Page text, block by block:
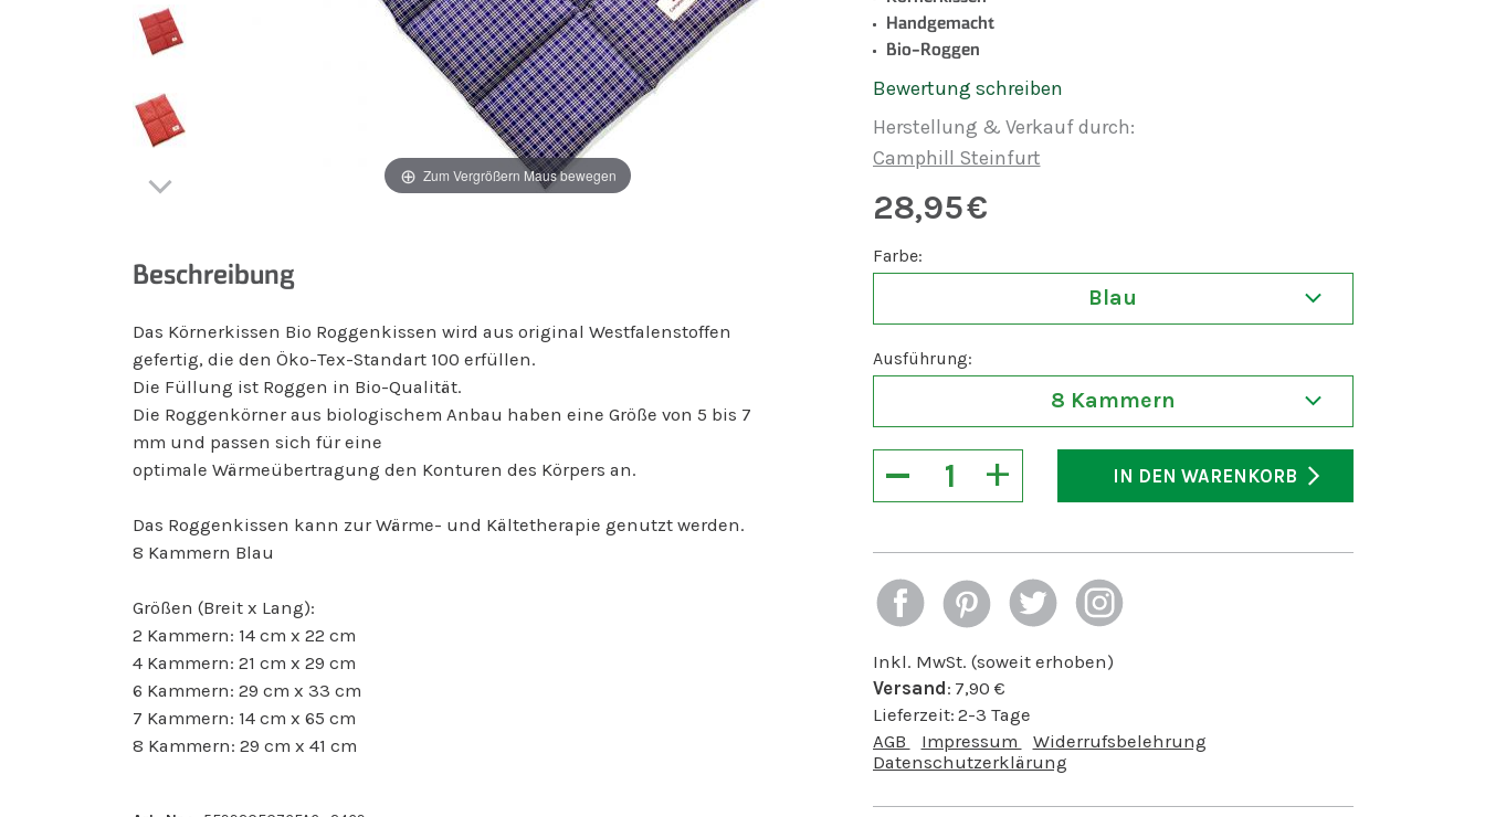
Zum Vergrößern Maus bewegen
Beschreibung
Das Körnerkissen Bio Roggenkissen wird aus original Westfalenstoffen
gefertig, die den Öko-Tex-Standart 100 erfüllen.
Die Füllung ist Roggen in Bio-Qualität.
Die Roggenkörner aus biologischem Anbau haben eine Größe von 5 bis 7
mm und passen sich für eine
optimale Wärmeübertragung den Konturen des Körpers an.
Das Roggenkissen kann zur Wärme- und Kältetherapie genutzt werden.
8 Kammern Blau
Größen (Breit x Lang):
2 Kammern: 14 cm x 22 cm
4 Kammern: 21 cm x 29 cm
6 Kammern: 29 cm x 33 cm
7 Kammern: 14 cm x 65 cm
8 Kammern: 29 cm x 41 cm
Handgemacht
Bio-Roggen
Bewertung schreiben
Herstellung & Verkauf durch:
Camphill Steinfurt
28,95€
Farbe:
Blau
Ausführung:
8 Kammern
+
− IN DEN WARENKORB
Inkl. MwSt. (soweit erhoben)
Versand: 7,90 €
Lieferzeit: 2-3 Tage
AGB
Impressum
Widerrufsbelehrung
Datenschutzerklärung